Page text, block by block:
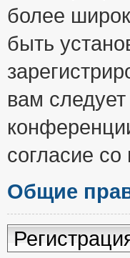
более
быть
вам
согласие со
Общие